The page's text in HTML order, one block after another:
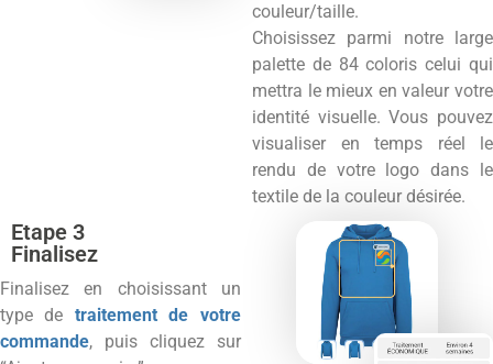
couleur/taille.
Choisissez parmi notre large
palette de 84 coloris celui qui
mettra le mieux en valeur votre
identité visuelle. Vous pouvez
visualiser en temps réel le
rendu de votre logo dans le
textile de la couleur désirée.
Etape 3
Finalisez
Finalisez en choisissant un
type de traitement de votre
commande, puis cliquez sur